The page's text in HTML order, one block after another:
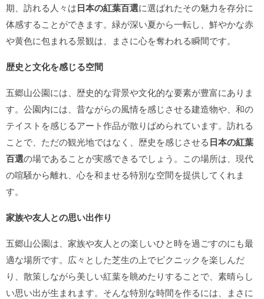
期、訪れる人々は日本の紅葉百選に選ばれたその魅力を存分に
体感することができます。緑が深い夏から一転し、鮮やかな赤
や黄色に包まれる景観は、まさに心を奪われる瞬間です。
歴史と文化を感じる空間
五郷山公園には、歴史的な背景や文化的な要素が豊富にありま
す。公園内には、昔ながらの風情を感じさせる建造物や、和の
テイストを感じるアート作品が散りばめられています。訪れる
ことで、ただの観光地ではなく、歴史を感じさせる日本の紅葉
百選の場であることが実感できるでしょう。この場所は、現代
の喧騒から離れ、心を和ませる特別な空間を提供してくれま
す。
家族や友人との思い出作り
五郷山公園は、家族や友人との楽しいひと時を過ごすのにも最
適な場所です。広々とした芝生の上でピクニックを楽しんだ
り、散策しながら美しい紅葉を眺めたりすることで、素晴らし
い思い出が生まれます。そんな特別な時間を作るには、まさに